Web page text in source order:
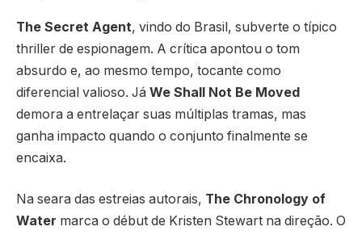
The Secret Agent, vindo do Brasil, subverte o típico
thriller de espionagem. A crítica apontou o tom
absurdo e, ao mesmo tempo, tocante como
diferencial valioso. Já We Shall Not Be Moved
demora a entrelaçar suas múltiplas tramas, mas
ganha impacto quando o conjunto finalmente se
encaixa.
Na seara das estreias autorais, The Chronology of
Water marca o début de Kristen Stewart na direção. O